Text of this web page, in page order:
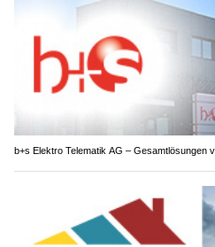
b+s Elektro Telematik AG – Gesamtlösungen